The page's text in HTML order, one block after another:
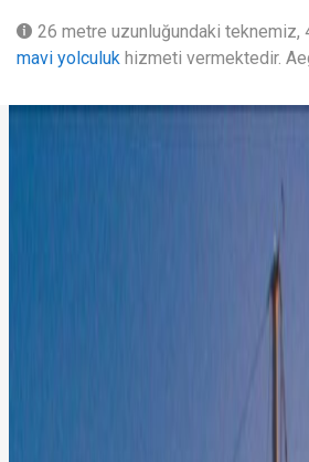
26 metre uzunluğundaki teknemiz,
mavi yolculuk hizmeti vermektedir.